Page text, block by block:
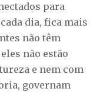
para
dia, fica mais
não têm
não estão
e nem com
governam